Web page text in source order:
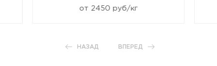
от 2450 руб/кг
НАЗАД ВПЕРЕД